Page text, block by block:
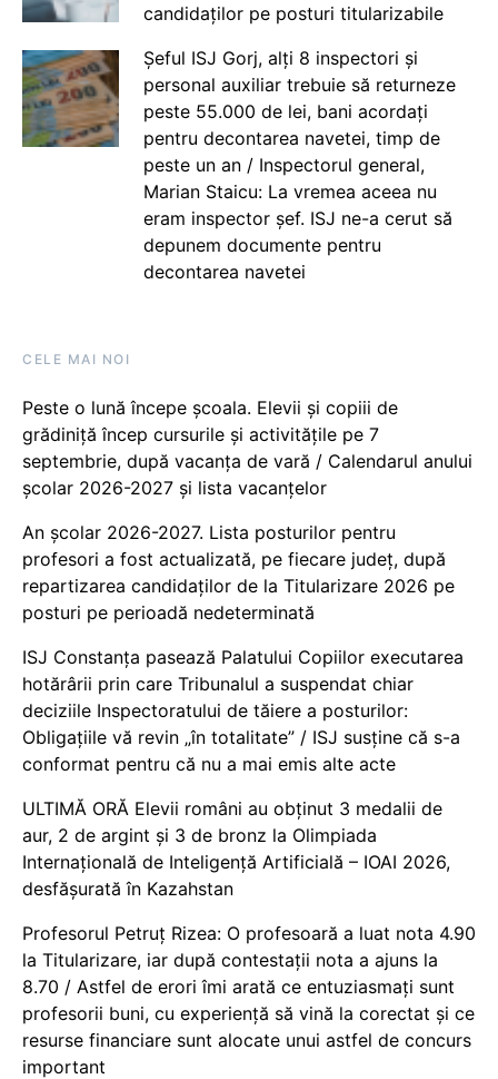
candidaților pe posturi titularizabile
Șeful ISJ Gorj, alți 8 inspectori și
personal auxiliar trebuie să returneze
peste 55.000 de lei, bani acordați
pentru decontarea navetei, timp de
peste un an / Inspectorul general,
Marian Staicu: La vremea aceea nu
eram inspector șef. ISJ ne-a cerut să
depunem documente pentru
decontarea navetei
CELE MAI NOI
Peste o lună începe școala. Elevii și copiii de
grădiniță încep cursurile și activitățile pe 7
septembrie, după vacanța de vară / Calendarul anului
școlar 2026-2027 și lista vacanțelor
An școlar 2026-2027. Lista posturilor pentru
profesori a fost actualizată, pe fiecare județ, după
repartizarea candidaților de la Titularizare 2026 pe
posturi pe perioadă nedeterminată
ISJ Constanța pasează Palatului Copiilor executarea
hotărârii prin care Tribunalul a suspendat chiar
deciziile Inspectoratului de tăiere a posturilor:
Obligațiile vă revin „în totalitate” / ISJ susține că s-a
conformat pentru că nu a mai emis alte acte
ULTIMĂ ORĂ Elevii români au obținut 3 medalii de
aur, 2 de argint și 3 de bronz la Olimpiada
Internațională de Inteligență Artificială – IOAI 2026,
desfășurată în Kazahstan
Profesorul Petruț Rizea: O profesoară a luat nota 4.90
la Titularizare, iar după contestații nota a ajuns la
8.70 / Astfel de erori îmi arată ce entuziasmați sunt
profesorii buni, cu experiență să vină la corectat și ce
resurse financiare sunt alocate unui astfel de concurs
important